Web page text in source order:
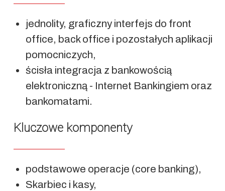
jednolity, graficzny interfejs do front
office, back office i pozostałych aplikacji
pomocniczych,
ścisła integracja z bankowością
elektroniczną - Internet Bankingiem oraz
bankomatami.
Kluczowe komponenty
podstawowe operacje (core banking),
Skarbiec i kasy,